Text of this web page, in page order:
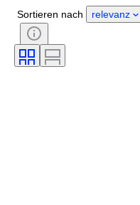
Unterschrift
Art der Münze
Epoche
Sortieren nach relevanz